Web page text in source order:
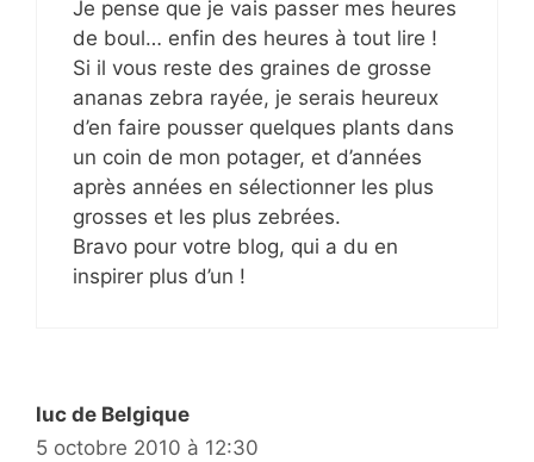
Je pense que je vais passer mes heures
de boul… enfin des heures à tout lire !
Si il vous reste des graines de grosse
ananas zebra rayée, je serais heureux
d’en faire pousser quelques plants dans
un coin de mon potager, et d’années
après années en sélectionner les plus
grosses et les plus zebrées.
Bravo pour votre blog, qui a du en
inspirer plus d’un !
luc de Belgique
5 octobre 2010 à 12:30